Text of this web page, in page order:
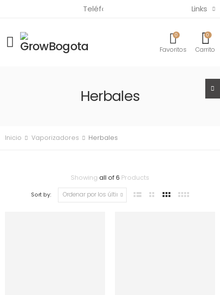
Teléfono: Links
0
Favoritos
0
Carrito
Herbales
Inicio Vaporizadores Herbales
Showing all of 6 Products
Sort by: